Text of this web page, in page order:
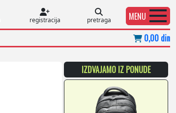
registracija pretraga
MENU
0,00 din
IZDVAJAMO IZ PONUDE